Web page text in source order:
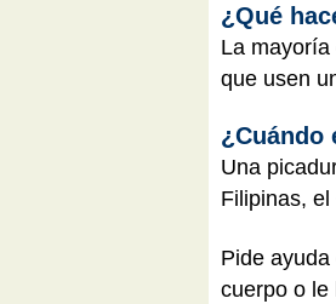
¿Qué
La
que usen
¿Cuándo
Una
Filipinas,
Pide
cuerpo o le